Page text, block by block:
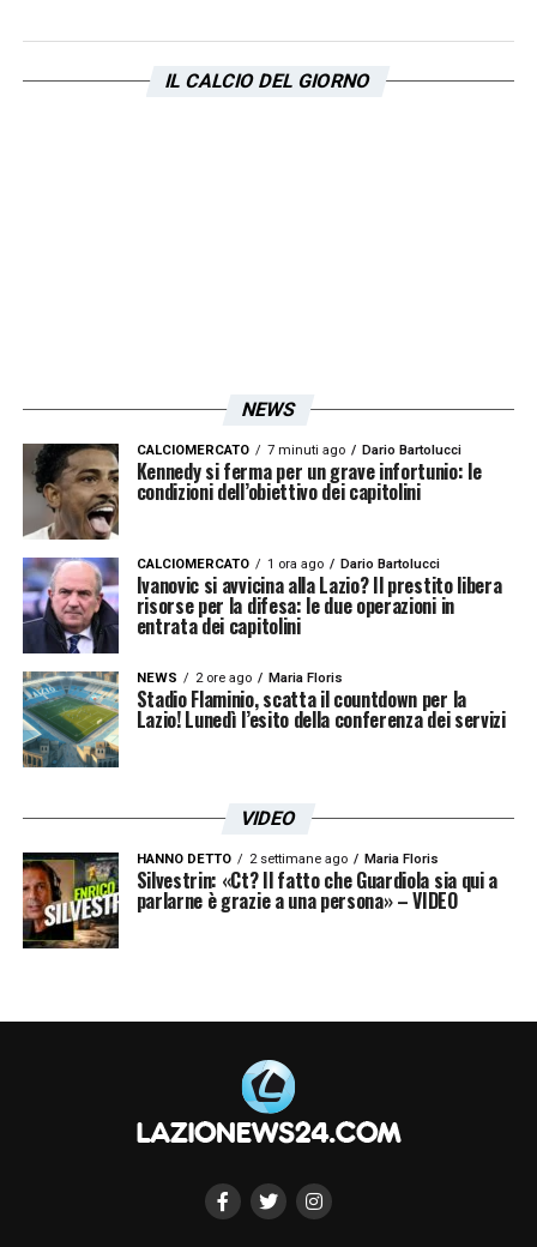
IL CALCIO DEL GIORNO
NEWS
CALCIOMERCATO 7 minuti ago Dario Bartolucci
Kennedy si ferma per un grave infortunio: le
condizioni dell’obiettivo dei capitolini
CALCIOMERCATO 1 ora ago Dario Bartolucci
Ivanovic si avvicina alla Lazio? Il prestito libera
risorse per la difesa: le due operazioni in
entrata dei capitolini
NEWS 2 ore ago Maria Floris
Stadio Flaminio, scatta il countdown per la
Lazio! Lunedì l’esito della conferenza dei servizi
VIDEO
HANNO DETTO 2 settimane ago Maria Floris
Silvestrin: «Ct? Il fatto che Guardiola sia qui a
parlarne è grazie a una persona» – VIDEO